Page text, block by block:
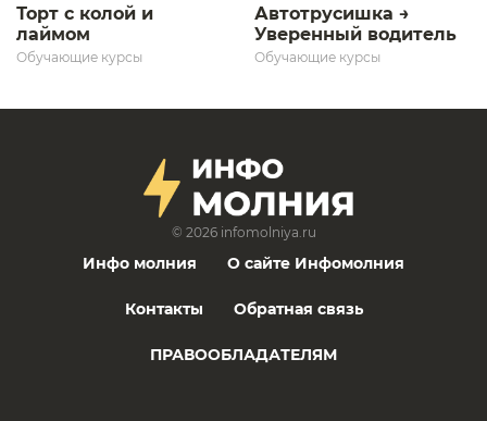
Торт с колой и
лаймом
Обучающие курсы
Автотрусишка →
Уверенный водитель​
Обучающие курсы
© 2026 infomolniya.ru
Инфо молния О сайте Инфомолния
Контакты Обратная связь
ПРАВООБЛАДАТЕЛЯМ